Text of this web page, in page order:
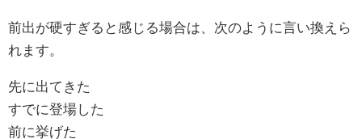
前出が硬すぎると感じる場合は、次のように言い換えら
れます。
先に出てきた
すでに登場した
前に挙げた